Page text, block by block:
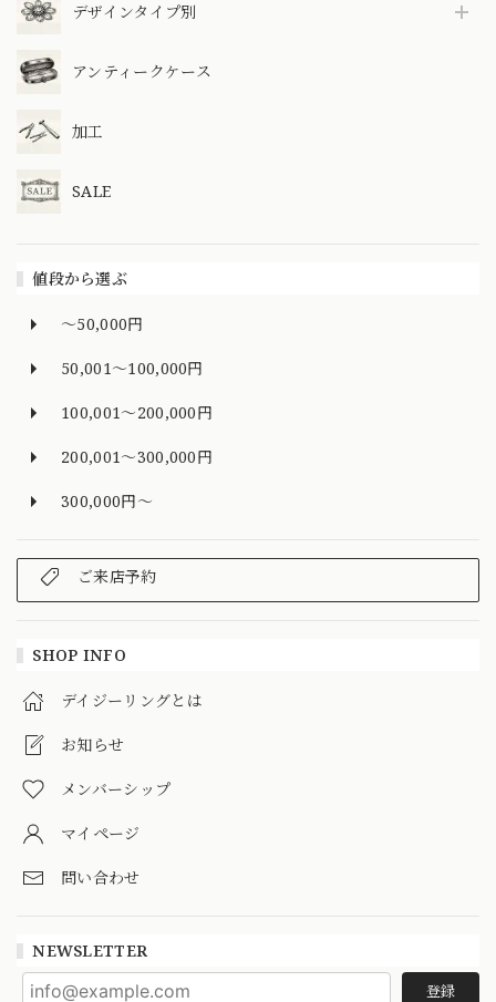
デザインタイプ別
アンティークケース
加工
SALE
値段から選ぶ
～50,000円
50,001～100,000円
100,001～200,000円
200,001～300,000円
300,000円～
ご来店予約
SHOP INFO
デイジーリングとは
お知らせ
メンバーシップ
マイページ
問い合わせ
NEWSLETTER
登録